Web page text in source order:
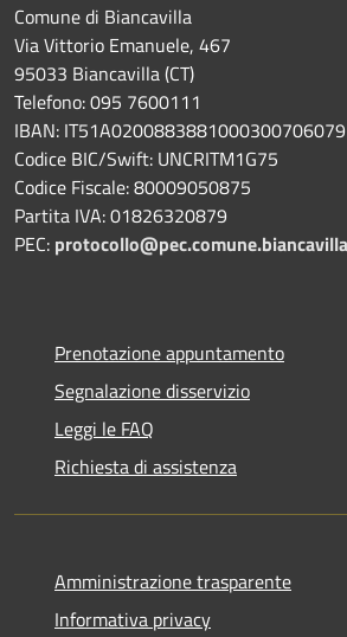
Comune di Biancavilla
Via Vittorio Emanuele, 467
95033 Biancavilla (CT)
Telefono: 095 7600111
IBAN: IT51A0200883881000300706079
Codice BIC/Swift: UNCRITM1G75
Codice Fiscale: 80009050875
Partita IVA: 01826320879
PEC:
Prenotazione appuntamento
Segnalazione disservizio
Leggi le FAQ
Richiesta di assistenza
Amministrazione trasparente
Informativa privacy